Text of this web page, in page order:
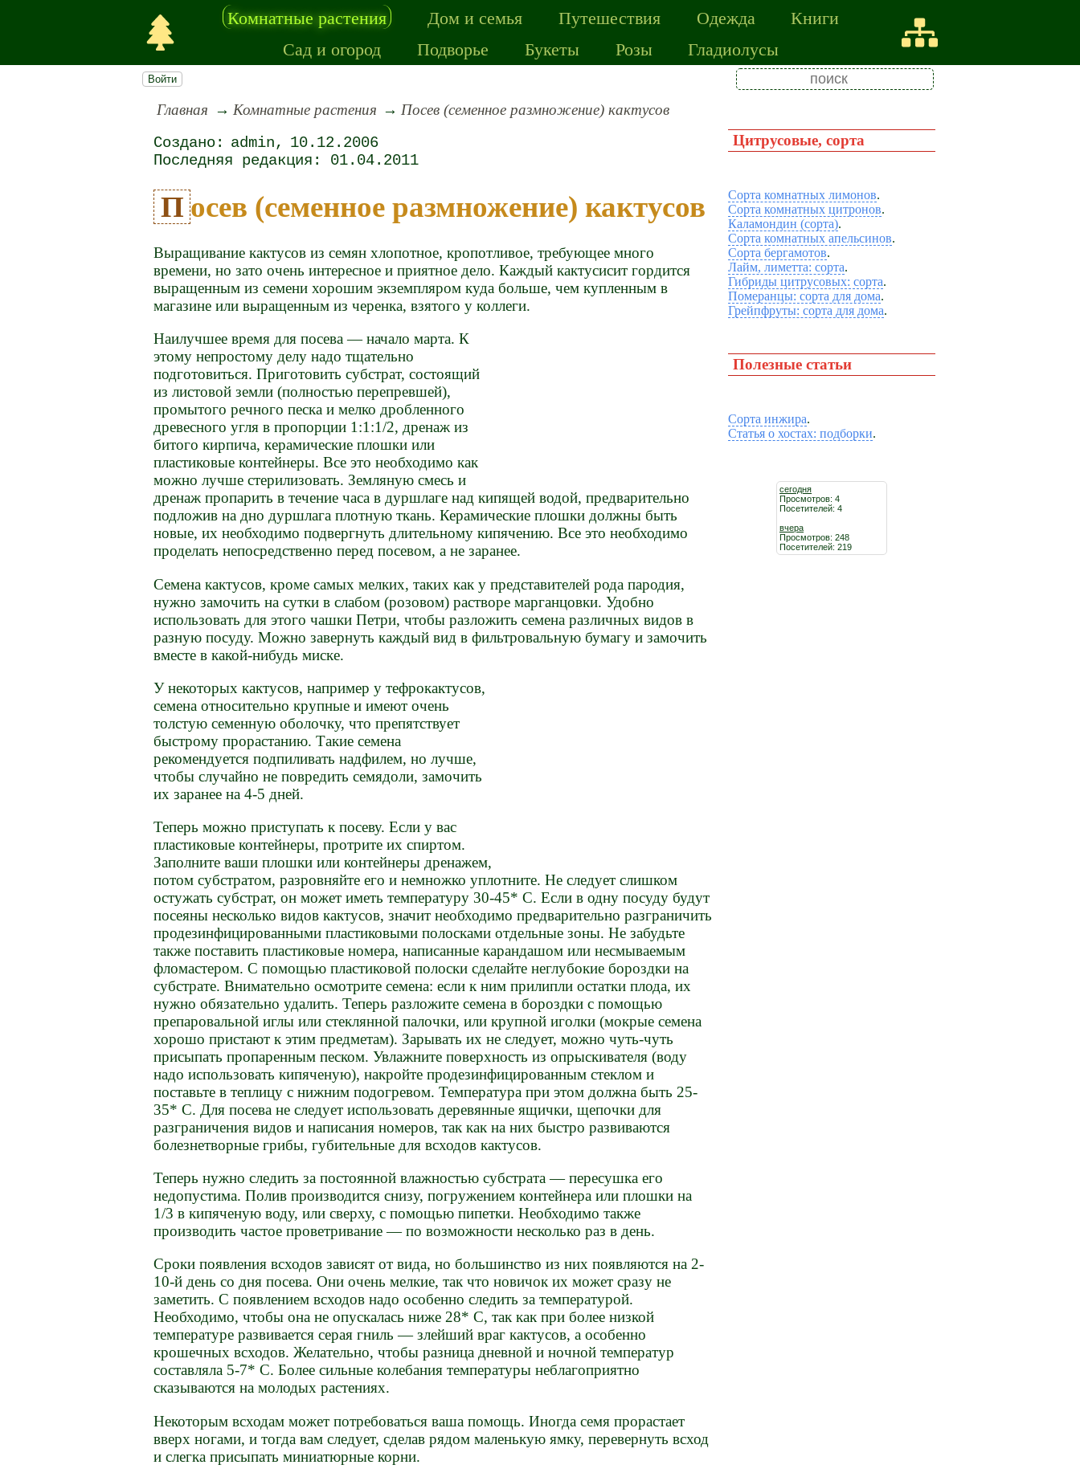
Комнатные растения Дом и семья Путешествия Одежда
Книги
Сад и огород
Подворье Букеты Розы Гладиолусы
Войти
Цитрусовые, сорта
Сорта комнатных лимонов.
Сорта комнатных цитронов.
Каламондин (сорта).
Сорта комнатных апельсинов.
Сорта бергамотов.
Лайм, лиметта: сорта.
Гибриды цитрусовых: сорта.
Померанцы: сорта для дома.
Грейпфруты: сорта для дома.
Полезные статьи
Сорта инжира.
Статья о хостах: подборки.
сегодня
Просмотров: 4
Посетителей: 4
вчера
Просмотров: 248
Посетителей: 219
Главная Комнатные растения Посев (семенное размножение) кактусов
admin
10.12.2006
01.04.2011
Посев (семенное размножение) кактусов
Выращивание кактусов из семян хлопотное, кропотливое, требующее много
времени, но зато очень интересное и приятное дело. Каждый кактусисит гордится
выращенным из семени хорошим экземпляром куда больше, чем купленным в
магазине или выращенным из черенка, взятого у коллеги.
Наилучшее время для посева — начало марта. К
этому непростому делу надо тщательно
подготовиться. Приготовить субстрат, состоящий
из листовой земли (полностью перепревшей),
промытого речного песка и мелко дробленного
древесного угля в пропорции 1:1:1/2, дренаж из
битого кирпича, керамические плошки или
пластиковые контейнеры. Все это необходимо как
можно лучше стерилизовать. Земляную смесь и
дренаж пропарить в течение часа в дуршлаге над кипящей водой, предварительно
подложив на дно дуршлага плотную ткань. Керамические плошки должны быть
новые, их необходимо подвергнуть длительному кипячению. Все это необходимо
проделать непосредственно перед посевом, а не заранее.
Семена кактусов, кроме самых мелких, таких как у представителей рода пародия,
нужно замочить на сутки в слабом (розовом) растворе марганцовки. Удобно
использовать для этого чашки Петри, чтобы разложить семена различных видов в
разную посуду. Можно завернуть каждый вид в фильтровальную бумагу и замочить
вместе в какой-нибудь миске.
У некоторых кактусов, например у тефрокактусов,
семена относительно крупные и имеют очень
толстую семенную оболочку, что препятствует
быстрому прорастанию. Такие семена
рекомендуется подпиливать надфилем, но лучше,
чтобы случайно не повредить семядоли, замочить
их заранее на 4-5 дней.
Теперь можно приступать к посеву. Если у вас
пластиковые контейнеры, протрите их спиртом.
Заполните ваши плошки или контейнеры дренажем,
потом субстратом, разровняйте его и немножко уплотните. Не следует слишком
остужать субстрат, он может иметь температуру 30-45* С. Если в одну посуду будут
посеяны несколько видов кактусов, значит необходимо предварительно разграничить
продезинфицированными пластиковыми полосками отдельные зоны. Не забудьте
также поставить пластиковые номера, написанные карандашом или несмываемым
фломастером. С помощью пластиковой полоски сделайте неглубокие бороздки на
субстрате. Внимательно осмотрите семена: если к ним прилипли остатки плода, их
нужно обязательно удалить. Теперь разложите семена в бороздки с помощью
препаровальной иглы или стеклянной палочки, или крупной иголки (мокрые семена
хорошо пристают к этим предметам). Зарывать их не следует, можно чуть-чуть
присыпать пропаренным песком. Увлажните поверхность из опрыскивателя (воду
надо использовать кипяченую), накройте продезинфицированным стеклом и
поставьте в теплицу с нижним подогревом. Температура при этом должна быть 25-
35* С. Для посева не следует использовать деревянные ящички, щепочки для
разграничения видов и написания номеров, так как на них быстро развиваются
болезнетворные грибы, губительные для всходов кактусов.
Теперь нужно следить за постоянной влажностью субстрата — пересушка его
недопустима. Полив производится снизу, погружением контейнера или плошки на
1/3 в кипяченую воду, или сверху, с помощью пипетки. Необходимо также
производить частое проветривание — по возможности несколько раз в день.
Сроки появления всходов зависят от вида, но большинство из них появляются на 2-
10-й день со дня посева. Они очень мелкие, так что новичок их может сразу не
заметить. С появлением всходов надо особенно следить за температурой.
Необходимо, чтобы она не опускалась ниже 28* С, так как при более низкой
температуре развивается серая гниль — злейший враг кактусов, а особенно
крошечных всходов. Желательно, чтобы разница дневной и ночной температур
составляла 5-7* С. Более сильные колебания температуры неблагоприятно
сказываются на молодых растениях.
Некоторым всходам может потребоваться ваша помощь. Иногда семя прорастает
вверх ногами, и тогда вам следует, сделав рядом маленькую ямку, перевернуть всход
и слегка присыпать миниатюрные корни.